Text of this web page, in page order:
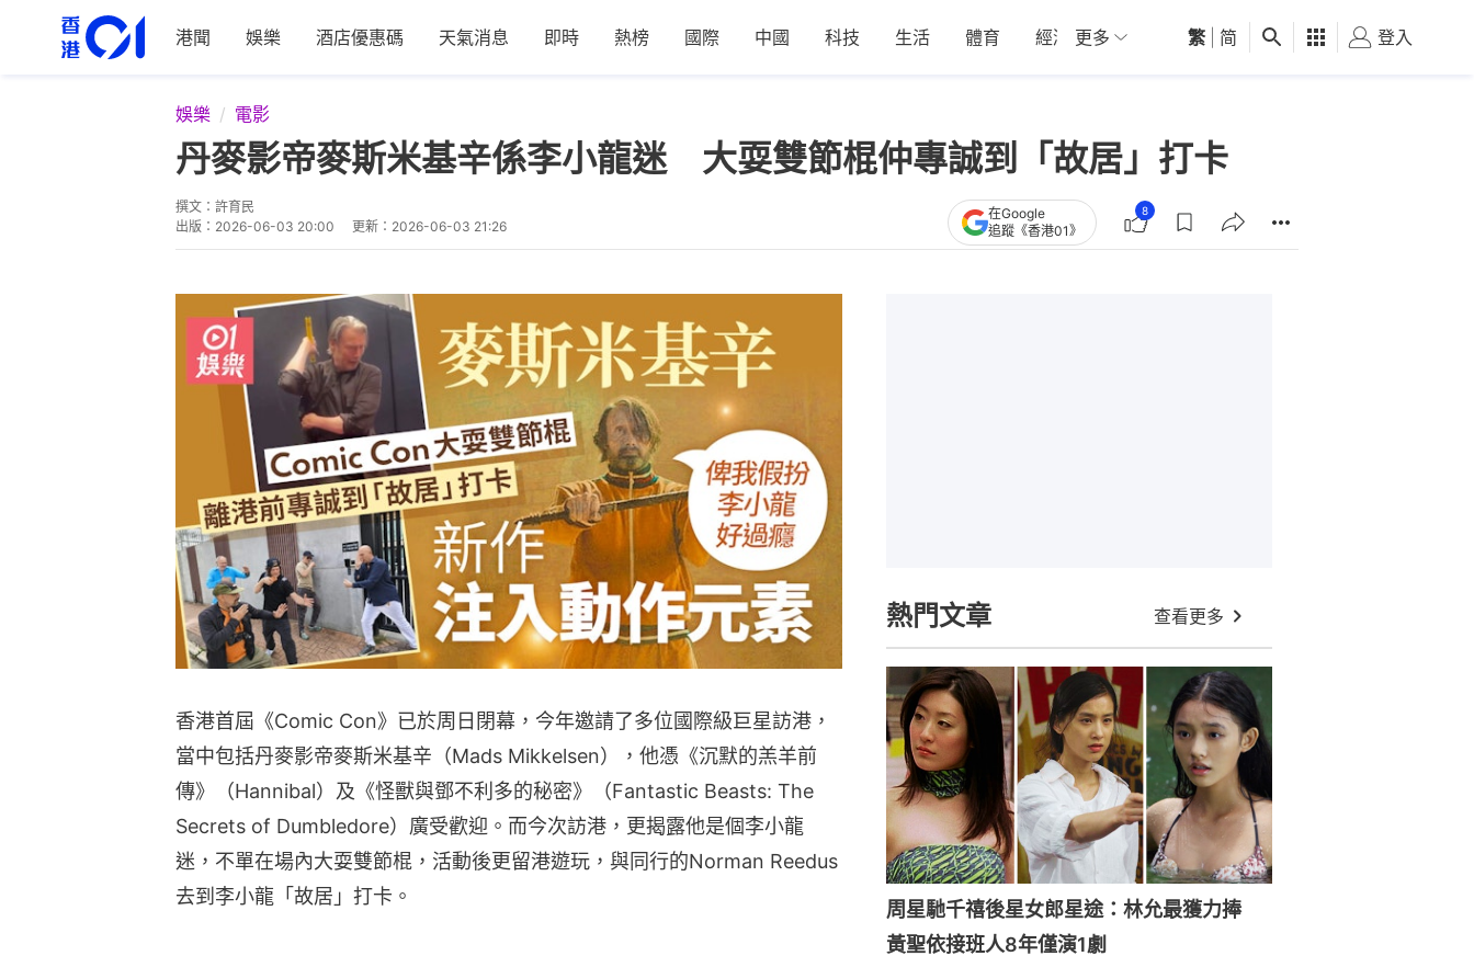
港聞 娛樂 酒店優惠碼 天氣消息 即時 熱榜 國際 中國 科技 生活 體育 經濟 01深圳 觀點 健康 好食玩飛
更多 繁 简 登入
娛樂 電影
丹麥影帝麥斯米基辛係李小龍迷 大耍雙節棍仲專誠到「故居」打卡
撰文： 許育民
出版： 2026-06-03 20:00 更新： 2026-06-03 21:26
在Google
追蹤《香港01》
8
香港首屆《Comic Con》已於周日閉幕，今年邀請了多位國際級巨星訪港，
當中包括丹麥影帝麥斯米基辛（Mads Mikkelsen），他憑《沉默的羔羊前
傳》（Hannibal）及《怪獸與鄧不利多的秘密》（Fantastic Beasts: The
Secrets of Dumbledore）廣受歡迎。而今次訪港，更揭露他是個李小龍
迷，不單在場內大耍雙節棍，活動後更留港遊玩，與同行的Norman Reedus
去到李小龍「故居」打卡。
熱門文章 查看更多
周星馳千禧後星女郎星途：林允最獲力捧
黃聖依接班人8年僅演1劇